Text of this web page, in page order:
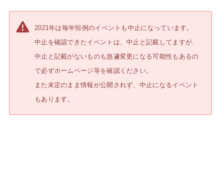
2021年は毎年恒例のイベントも中止になっています。
中止を確認できたイベントは、中止と記載してますが、
中止と記載がないものも急遽変更になる可能性もあるの
で必ずホームページ等を確認ください。
また未定のまま情報が公開されず、中止になるイベント
もあります。